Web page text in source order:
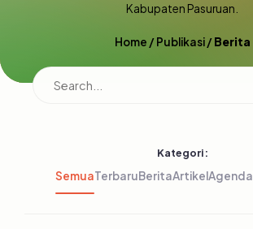
Kabupaten Pasuruan.
Home /Publikasi/Berita
Kategori:
SemuaTerbaruBeritaArtikelAgenda